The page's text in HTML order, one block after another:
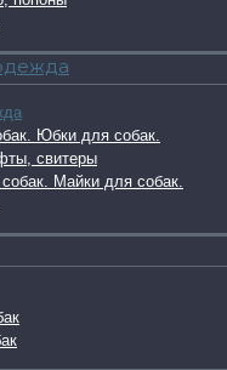
Юбки для собак.
свитеры
Майки для собак.